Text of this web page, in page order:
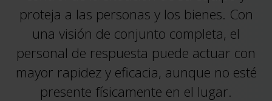
proteja a las personas y los bienes. Con
una visión de conjunto completa, el
personal de respuesta puede actuar con
mayor rapidez y eficacia, aunque no esté
presente físicamente en el lugar.